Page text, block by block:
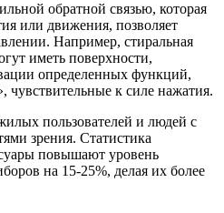
обратной связью, которая
или движения, позволяет
Например, стиральная
иметь поверхности,
определенных функций,
чувствительные к силе нажатия.
пользователей и людей с
зрения. Статистика
повышают уровень
на 15-25%, делая их более